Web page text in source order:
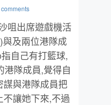
咀出席遊戲機活
及兩位港隊成
自己有打籃球,
港隊成員,覺得自
謀與港隊成員把
讓她下來,不過